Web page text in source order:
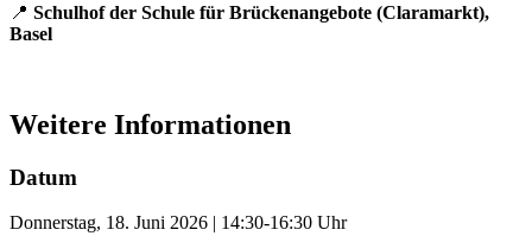
📍 Schulhof der Schule für Brückenangebote (Claramarkt),
Basel
Weitere Informationen
Datum
Donnerstag, 18. Juni 2026 | 14:30-16:30 Uhr